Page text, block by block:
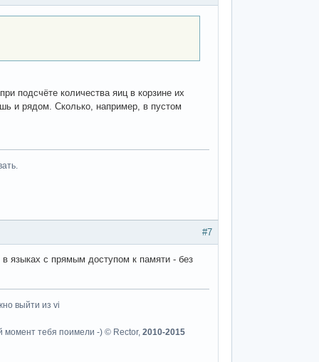
подсчёте количества яиц в корзине их
и рядом. Сколько, например, в пустом
#7
языках с прямым доступом к памяти - без
выйти из vi
момент тебя поимели -) © Rector, 2010-2015